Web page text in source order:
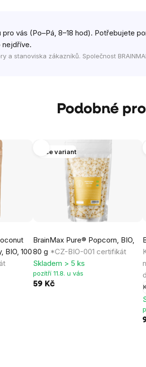
pro vás (Po–Pá, 8–18 hod). Potřebujete
nejdříve.
stanoviska zákazníků. Společnost
Podobné
BIO, 100
Více variant
BrainMax Pure® Popcorn, BIO,
80 g *CZ-BIO-001 certifikát
Skladem > 5 ks
pozítří 11.8. u vás
59 Kč